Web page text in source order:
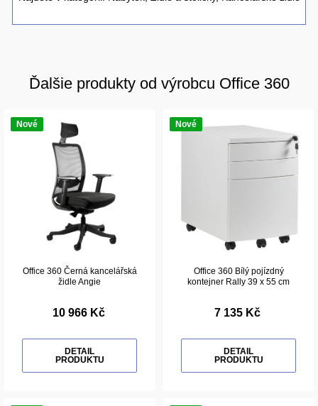
Ďalšie produkty od výrobcu Office 360
Nové
Office 360 Černá kancelářská
židle Angie
10 966 Kč
DETAIL
PRODUKTU
Nové
Office 360 Bílý pojízdný
kontejner Rally 39 x 55 cm
7 135 Kč
DETAIL
PRODUKTU